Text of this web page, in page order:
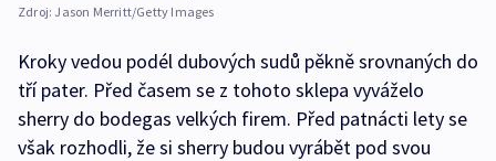
Zdroj: Jason Merritt/Getty Images
Kroky vedou podél dubových sudů pěkně srovnaných do
tří pater. Před časem se z tohoto sklepa vyváželo
sherry do bodegas velkých firem. Před patnácti lety se
však rozhodli, že si sherry budou vyrábět pod svou